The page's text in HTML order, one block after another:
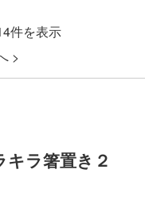
件を表示
>
ラ箸置き２